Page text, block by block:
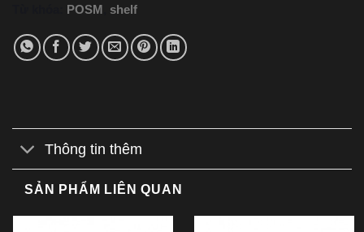
POSM shelf
Thông tin thêm
SẢN PHẨM LIÊN QUAN